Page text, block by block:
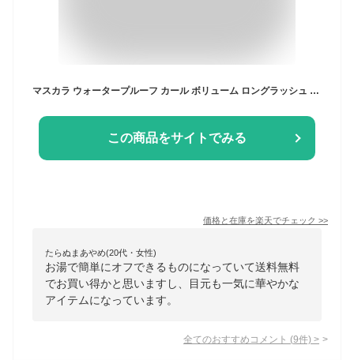
マスカラ ウォータープルーフ カール ボリューム ロングラッシュ ボリューム＆ロングタイプ 送料無料 ピュアクリスティ / 黒々としたツヤと上向きカールで滲まない より長く濃密なのにパンダ目にもダマにもならない しかもお湯で簡単オフ
この商品をサイトでみる
価格と在庫を楽天でチェック >>
たらぬまあやめ(20代・女性)
お湯で簡単にオフできるものになっていて送料無料
でお買い得かと思いますし、目元も一気に華やかな
アイテムになっています。
全てのおすすめコメント (9件) >